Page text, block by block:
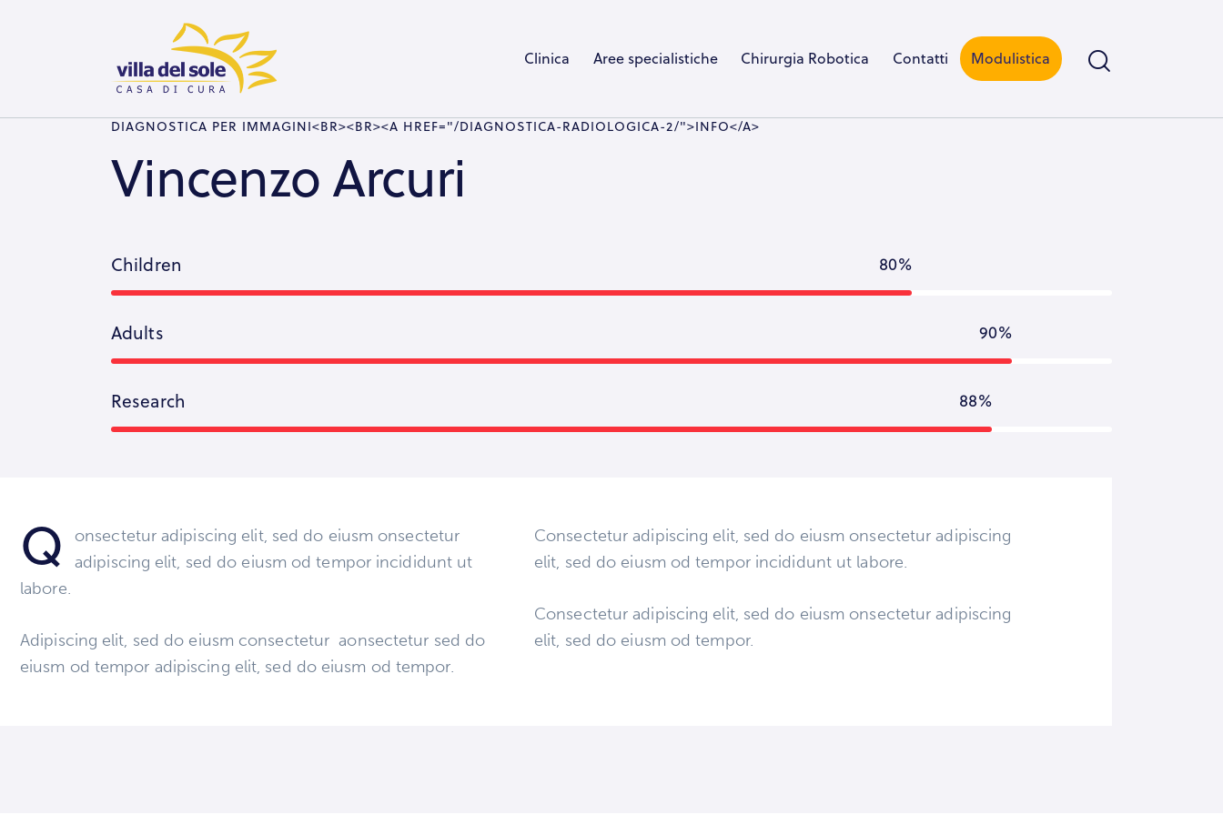
Clinica Aree specialistiche Chirurgia Robotica Contatti Modulistica
DIAGNOSTICA PER IMMAGINI<BR><BR><A HREF="/DIAGNOSTICA-RADIOLOGICA-2/">INFO</A>
Vincenzo Arcuri
Children 80%
Adults 90%
Research 88%
Q
onsectetur adipiscing elit, sed do eiusm onsectetur
adipiscing elit, sed do eiusm od tempor incididunt ut
labore.
Adipiscing elit, sed do eiusm consectetur aonsectetur sed do
eiusm od tempor adipiscing elit, sed do eiusm od tempor.
Consectetur adipiscing elit, sed do eiusm onsectetur adipiscing
elit, sed do eiusm od tempor incididunt ut labore.
Consectetur adipiscing elit, sed do eiusm onsectetur adipiscing
elit, sed do eiusm od tempor.